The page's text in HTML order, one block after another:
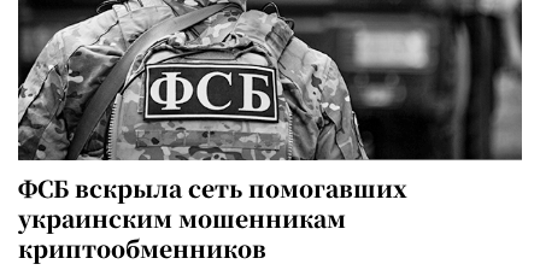
ФСБ вскрыла сеть помогавших
украинским мошенникам
криптообменников